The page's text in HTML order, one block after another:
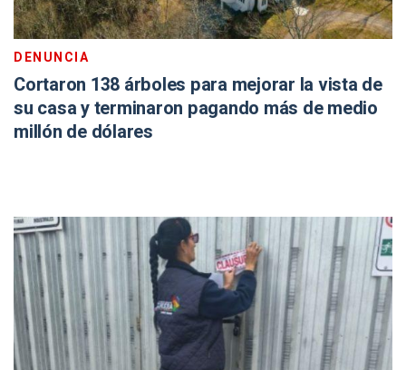
DENUNCIA
Cortaron 138 árboles para mejorar la vista de
su casa y terminaron pagando más de medio
millón de dólares